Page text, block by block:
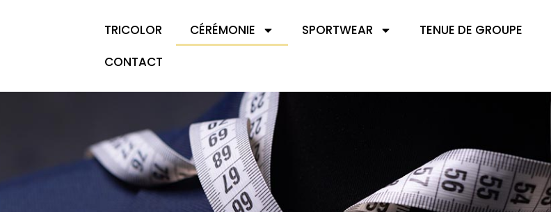
TRICOLOR CÉRÉMONIE SPORTWEAR
TENUE DE GROUPE
CONTACT